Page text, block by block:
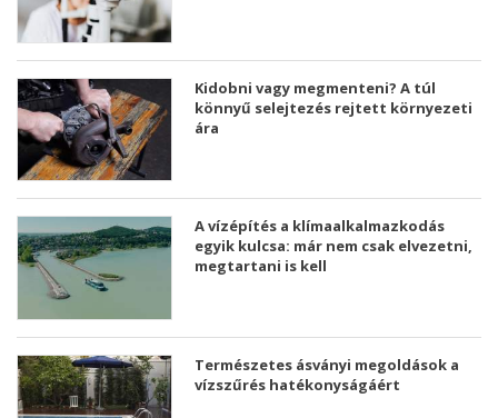
Kidobni vagy megmenteni? A túl
könnyű selejtezés rejtett környezeti
ára
A vízépítés a klímaalkalmazkodás
egyik kulcsa: már nem csak elvezetni,
megtartani is kell
Természetes ásványi megoldások a
vízszűrés hatékonyságáért